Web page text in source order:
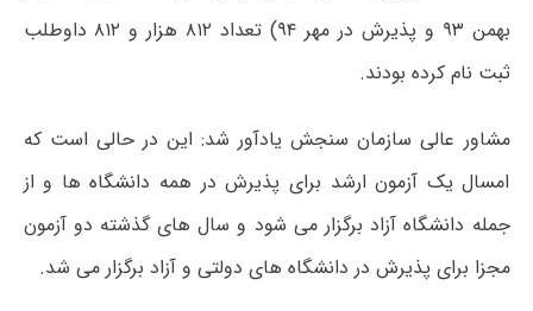
بهمن ۹۳ و پذیرش در مهر ۹۴) تعداد ۸۱۲ هزار و ۸۱۲ داوطلب
ثبت نام کرده بودند.
مشاور عالی سازمان سنجش یادآور شد: این در حالی است که
امسال یک آزمون ارشد برای پذیرش در همه دانشگاه ها و از
جمله دانشگاه آزاد برگزار می شود و سال های گذشته دو آزمون
مجزا برای پذیرش در دانشگاه های دولتی و آزاد برگزار می شد.